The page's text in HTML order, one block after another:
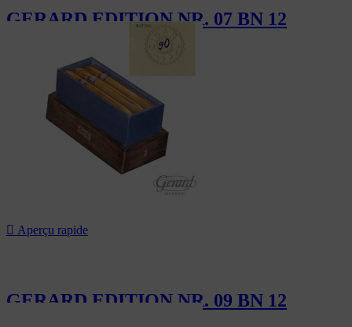
GERARD EDITION NR. 07 BN 12
 Aperçu rapide
GERARD EDITION NR. 09 BN 12